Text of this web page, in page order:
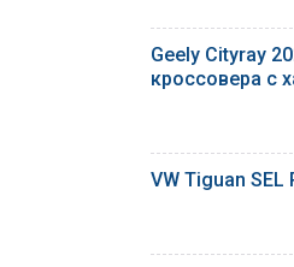
Geely Cityray
кроссовера с
VW Tiguan SEL